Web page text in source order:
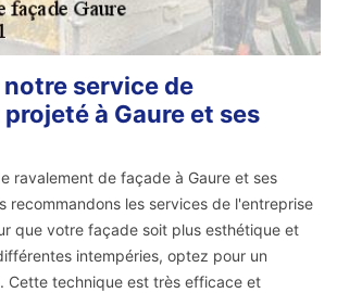
service de
à Gaure et ses
ravalement de façade à Gaure et ses
recommandons les services de l'entreprise
que votre façade soit plus esthétique et
intempéries, optez pour un
Cette technique est très efficace et